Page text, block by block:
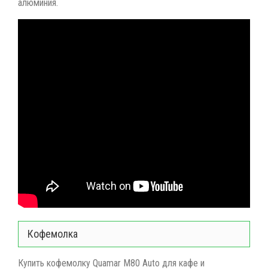
алюминия.
Кофемолка
Купить кофемолку Quamar M80 Auto для кафе и